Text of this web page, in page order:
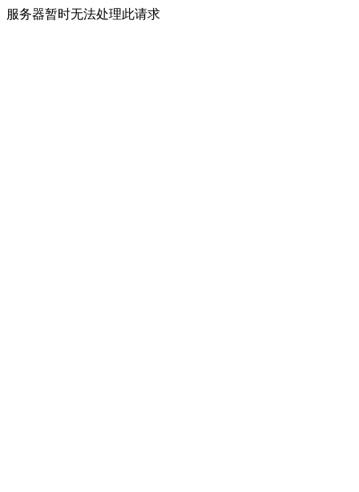
服务器暂时无法处理此请求